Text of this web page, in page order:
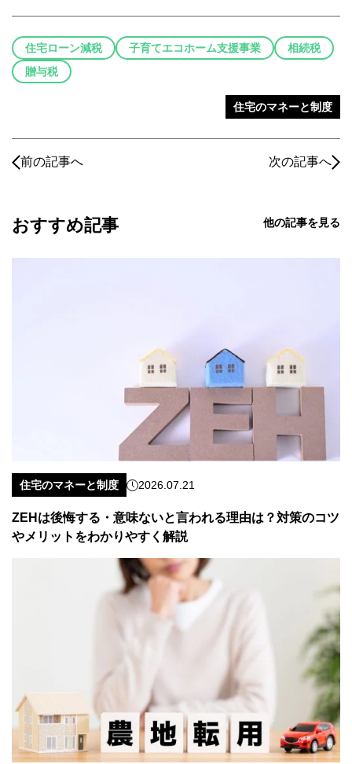
住宅ローン減税 子育てエコホーム支援事業
相続税
贈与税
住宅のマネーと制度
前の記事へ 次の記事へ
おすすめ記事 他の記事を見る
住宅のマネーと制度 2026.07.21
ZEHは後悔する・意味ないと言われる理由は？対策のコツ
やメリットをわかりやすく解説